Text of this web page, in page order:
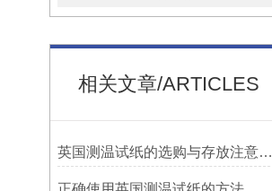
相关文章/ARTICLES
英国测温试纸的选购与存放注意事项